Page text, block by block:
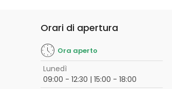
Orari di apertura
Ora aperto
Lunedì
09:00 - 12:30 | 15:00 - 18:00